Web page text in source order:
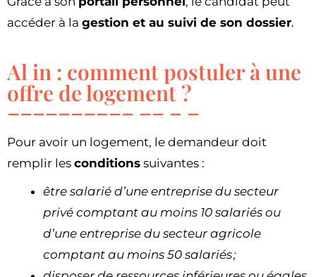
accéder à la gestion et au suivi de son dossier.
Al in : comment postuler à une
offre de logement ?
Pour avoir un logement, le demandeur doit
remplir les conditions suivantes :
être salarié d’une entreprise du secteur
privé comptant au moins 10 salariés ou
d’une entreprise du secteur agricole
comptant au moins 50 salariés ;